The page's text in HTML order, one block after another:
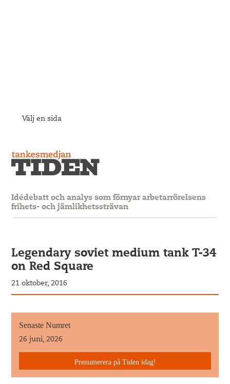
Välj en sida
Idédebatt och analys som förnyar arbetarrörelsens
frihets- och jämlikhetssträvan
Legendary soviet medium tank T-34
on Red Square
21 oktober, 2016
Senaste Numret
26 juni, 2026
Prenumerera på Tiden idag!